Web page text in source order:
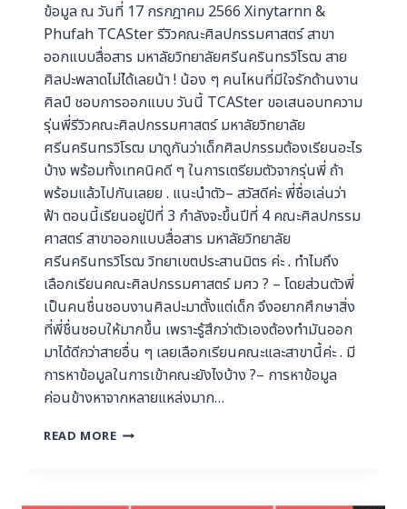
ข้อมูล ณ วันที่ 17 กรกฎาคม 2566 Xinytarnn &
Phufah TCASter รีวิวคณะศิลปกรรมศาสตร์ สาขา
ออกแบบสื่อสาร มหาลัยวิทยาลัยศรีนครินทรวิโรฒ สาย
ศิลปะพลาดไม่ไ่ด้เลยน้า ! น้อง ๆ คนไหนที่มีใจรักด้านงาน
ศิลป์ ชอบการออกแบบ วันนี้ TCASter ขอเสนอบทความ
รุ่นพี่รีวิวคณะศิลปกรรมศาสตร์ มหาลัยวิทยาลัย
ศรีนครินทรวิโรฒ มาดูกันว่าเด็กศิลปกรรมต้องเรียนอะไร
บ้าง พร้อมทั้งเทคนิคดี ๆ ในการเตรียมตัวจากรุ่นพี่ ถ้า
พร้อมแล้วไปกันเลยย . แนะนำตัว– สวัสดีค่ะ พี่ชื่อเล่นว่า
ฟ้า ตอนนี้เรียนอยู่ปีที่ 3 กำลังจะขึ้นปีที่ 4 คณะศิลปกรรม
ศาสตร์ สาขาออกแบบสื่อสาร มหาลัยวิทยาลัย
ศรีนครินทรวิโรฒ วิทยาเขตประสานมิตร ค่ะ . ทําไมถึง
เลือกเรียนคณะศิลปกรรมศาสตร์ มศว ? – โดยส่วนตัวพี่
เป็นคนชื่นชอบงานศิลปะมาตั้งแต่เด็ก จึงอยากศึกษาสิ่ง
ที่พี่ชื่นชอบให้มากขึ้น เพราะรู้สึกว่าตัวเองต้องทำมันออก
มาได้ดีกว่าสายอื่น ๆ เลยเลือกเรียนคณะและสาขานี้ค่ะ . มี
การหาข้อมูลในการเข้าคณะยังไงบ้าง ?– การหาข้อมูล
ค่อนข้างหาจากหลายแหล่งมาก…
READ MORE